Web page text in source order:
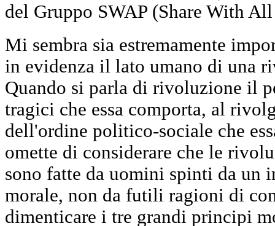
del Gruppo SWAP (Share With
Mi sembra sia estremamente
in evidenza il lato umano di una
Quando si parla di rivoluzione il
tragici che essa comporta, al
dell'ordine politico-sociale che
omette di considerare che le
sono fatte da uomini spinti da un
morale, non da futili ragioni di
dimenticare i tre grandi principi